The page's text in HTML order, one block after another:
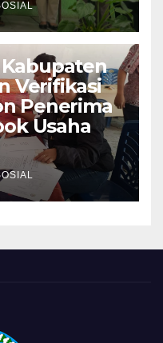
Kabupaten
Verifikasi
Penerima
Usaha